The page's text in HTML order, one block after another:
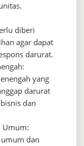
diberi
agar dapat
darurat.
yang
darurat
dan
Umum:
dan